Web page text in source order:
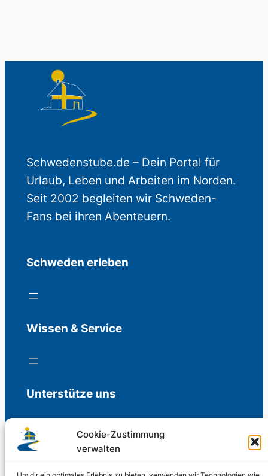
Cookie-Zustimmung
verwalten
Schwedenstube.de – Dein Portal für
Urlaub, Leben und Arbeiten im Norden.
Seit 2002 begleiten wir Schweden-
Fans bei ihren Abenteuern.
Schweden erleben
Wissen & Service
Unterstütze uns
Freiwillige Spenden für die Aufrechterhaltung